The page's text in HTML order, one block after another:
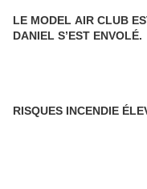
LE MODEL AIR CLUB EST EN
DANIEL S’EST ENVOLÉ.
RISQUES INCENDIE